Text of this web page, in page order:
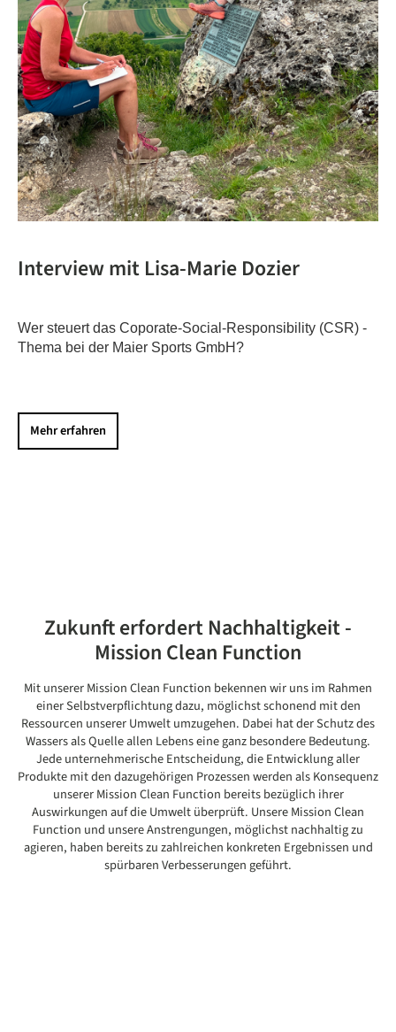
Interview mit Lisa-Marie Dozier
Wer steuert das Coporate-Social-Responsibility (CSR) -
Thema bei der Maier Sports GmbH?
Mehr erfahren
Zukunft erfordert Nachhaltigkeit -
Mission Clean Function
Mit unserer Mission Clean Function bekennen wir uns im Rahmen
einer Selbstverpflichtung dazu, möglichst schonend mit den
Ressourcen unserer Umwelt umzugehen. Dabei hat der Schutz des
Wassers als Quelle allen Lebens eine ganz besondere Bedeutung.
Jede unternehmerische Entscheidung, die Entwicklung aller
Produkte mit den dazugehörigen Prozessen werden als Konsequenz
unserer Mission Clean Function bereits bezüglich ihrer
Auswirkungen auf die Umwelt überprüft. Unsere Mission Clean
Function und unsere Anstrengungen, möglichst nachhaltig zu
agieren, haben bereits zu zahlreichen konkreten Ergebnissen und
spürbaren Verbesserungen geführt.